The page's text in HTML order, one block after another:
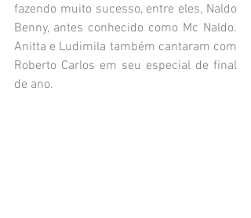
fazendo muito sucesso, entre eles, Naldo
Benny, antes conhecido como Mc Naldo.
Anitta e Ludimila também cantaram com
Roberto Carlos em seu especial de final
de ano.